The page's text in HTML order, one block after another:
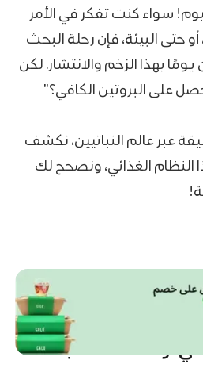
سواء كنت تفكر في الأمر
حتى البيئة، فإن رحلة البحث
بهذا الزخم والانتشار. لكن
على البروتين الكافي؟"
عبر عالم النباتيين، نكشف
الغذائي، ونصحح لك
لوحده؟ قد تفاجئك